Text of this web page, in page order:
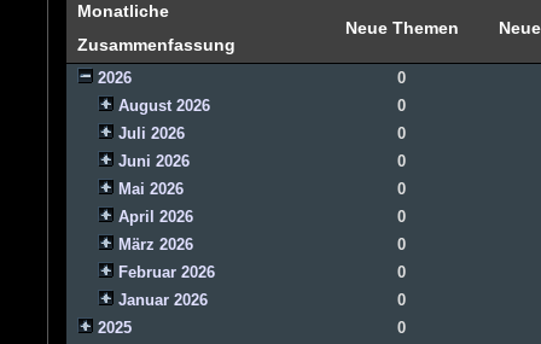
Monatliche
Zusammenfassung
Neue Themen
2026
0
August 2026
0
Juli 2026
0
Juni 2026
0
Mai 2026
0
April 2026
0
März 2026
0
Februar 2026
0
Januar 2026
0
2025
0